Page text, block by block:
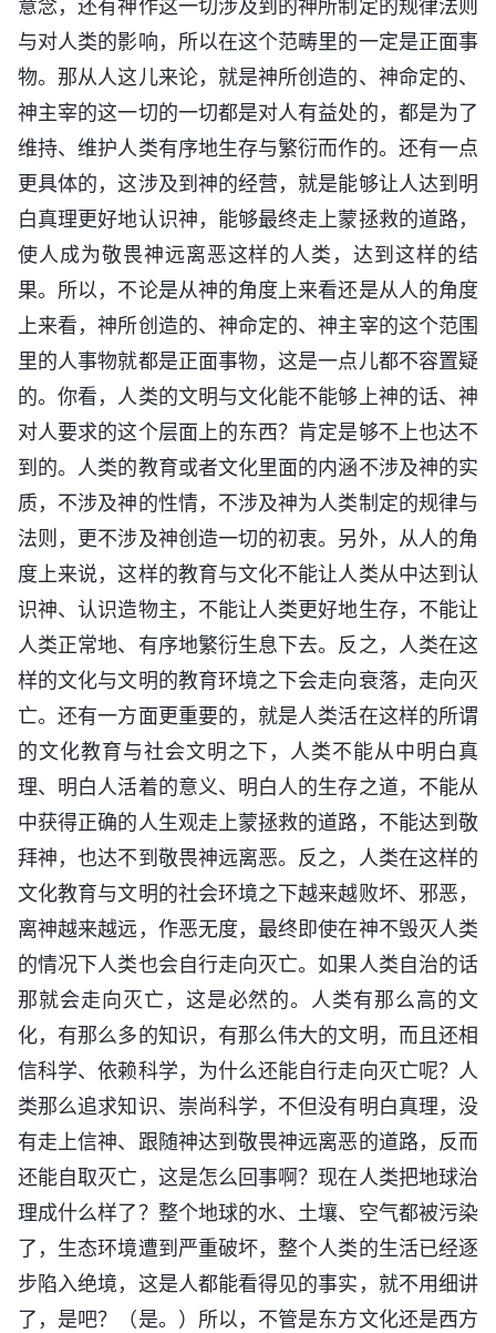
意念，还有神作这一切涉及到的神所制定的规律法则
与对人类的影响，所以在这个范畴里的一定是正面事
物。那从人这儿来论，就是神所创造的、神命定的、
神主宰的这一切的一切都是对人有益处的，都是为了
维持、维护人类有序地生存与繁衍而作的。还有一点
更具体的，这涉及到神的经营，就是能够让人达到明
白真理更好地认识神，能够最终走上蒙拯救的道路，
使人成为敬畏神远离恶这样的人类，达到这样的结
果。所以，不论是从神的角度上来看还是从人的角度
上来看，神所创造的、神命定的、神主宰的这个范围
里的人事物就都是正面事物，这是一点儿都不容置疑
的。你看，人类的文明与文化能不能够上神的话、神
对人要求的这个层面上的东西？肯定是够不上也达不
到的。人类的教育或者文化里面的内涵不涉及神的实
质，不涉及神的性情，不涉及神为人类制定的规律与
法则，更不涉及神创造一切的初衷。另外，从人的角
度上来说，这样的教育与文化不能让人类从中达到认
识神、认识造物主，不能让人类更好地生存，不能让
人类正常地、有序地繁衍生息下去。反之，人类在这
样的文化与文明的教育环境之下会走向衰落，走向灭
亡。还有一方面更重要的，就是人类活在这样的所谓
的文化教育与社会文明之下，人类不能从中明白真
理、明白人活着的意义、明白人的生存之道，不能从
中获得正确的人生观走上蒙拯救的道路，不能达到敬
拜神，也达不到敬畏神远离恶。反之，人类在这样的
文化教育与文明的社会环境之下越来越败坏、邪恶，
离神越来越远，作恶无度，最终即使在神不毁灭人类
的情况下人类也会自行走向灭亡。如果人类自治的话
那就会走向灭亡，这是必然的。人类有那么高的文
化，有那么多的知识，有那么伟大的文明，而且还相
信科学、依赖科学，为什么还能自行走向灭亡呢？人
类那么追求知识、崇尚科学，不但没有明白真理，没
有走上信神、跟随神达到敬畏神远离恶的道路，反而
还能自取灭亡，这是怎么回事啊？现在人类把地球治
理成什么样了？整个地球的水、土壤、空气都被污染
了，生态环境遭到严重破坏，整个人类的生活已经逐
步陷入绝境，这是人都能看得见的事实，就不用细讲
了，是吧？（是。）所以，不管是东方文化还是西方